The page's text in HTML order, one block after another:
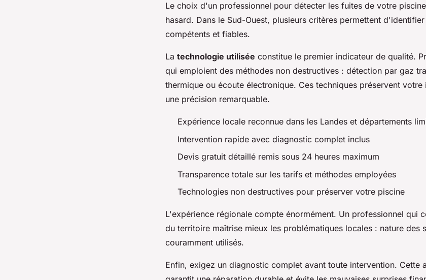
Le choix d'un professionnel pour détecter les fuites de votre
hasard. Dans le Sud-Ouest, plusieurs critères permettent
compétents et fiables.
La technologie utilisée constitue le premier indicateur de qualité.
qui emploient des méthodes non destructives : détection par gaz
thermique ou écoute électronique. Ces techniques préservent
une précision remarquable.
Expérience locale reconnue dans les Landes et départements
Intervention rapide avec diagnostic complet inclus
Devis gratuit détaillé remis sous 24 heures maximum
Transparence totale sur les tarifs et méthodes employées
Technologies non destructives pour préserver votre piscine
L'expérience régionale compte énormément. Un professionnel qui
du territoire maîtrise mieux les problématiques locales : nature des
couramment utilisés.
Enfin, exigez un diagnostic complet avant toute intervention. Cette